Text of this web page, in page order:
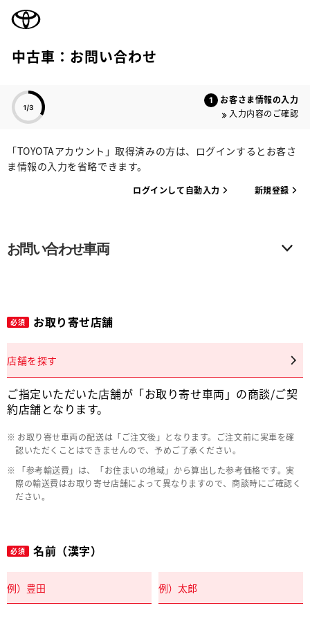
中古車：お問い合わせ
お客さま情報の入力
入力内容のご確認
「TOYOTAアカウント」取得済みの方は、ログインするとお客さ
ま情報の入力を省略できます。
ログインして自動入力 新規登録
お問い合わせ車両
必須 お取り寄せ店舗
店舗を探す
ご指定いただいた店舗が「お取り寄せ車両」の商談/ご契
約店舗となります。
お取り寄せ車両の配送は「ご注文後」となります。ご注文前に実車を確
認いただくことはできませんので、予めご了承ください。
「参考輸送費」は、「お住まいの地域」から算出した参考価格です。実
際の輸送費はお取り寄せ店舗によって異なりますので、商談時にご確認く
ださい。
必須 名前（漢字）